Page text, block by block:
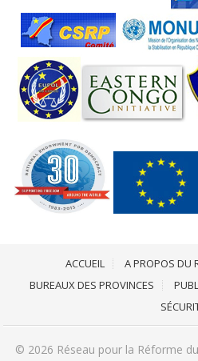
ACCUEIL A PROPOS DU
BUREAUX DES PROVINCES
© 2026 Réseau pour la Réforme